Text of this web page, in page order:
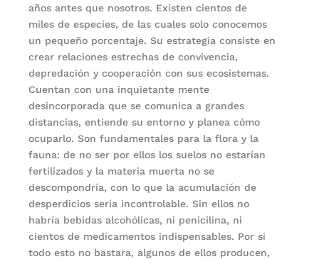
años antes que nosotros. Existen cientos de
miles de especies, de las cuales solo conocemos
un pequeño porcentaje. Su estrategia consiste en
crear relaciones estrechas de convivencia,
depredación y cooperación con sus ecosistemas.
Cuentan con una inquietante mente
desincorporada que se comunica a grandes
distancias, entiende su entorno y planea cómo
ocuparlo. Son fundamentales para la flora y la
fauna: de no ser por ellos los suelos no estarían
fertilizados y la materia muerta no se
descompondría, con lo que la acumulación de
desperdicios sería incontrolable. Sin ellos no
habría bebidas alcohólicas, ni penicilina, ni
cientos de medicamentos indispensables. Por si
todo esto no bastara, algunos de ellos producen,